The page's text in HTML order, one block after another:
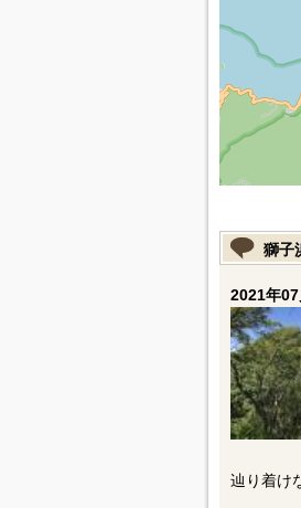
獅子
2021年07
辿り着け